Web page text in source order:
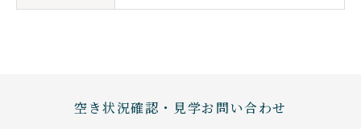
空き状況確認・見学お問い合わせ